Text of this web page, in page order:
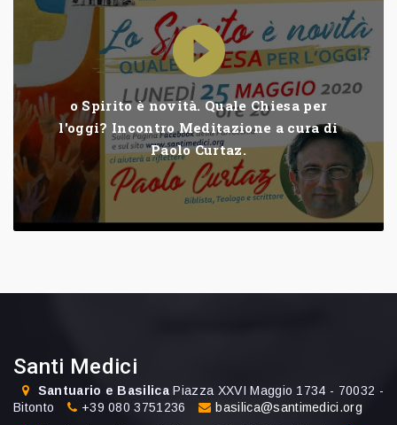
o Spirito è novità. Quale Chiesa per
l'oggi? Incontro Meditazione a cura di
Paolo Curtaz.
Santi Medici
Santuario e Basilica Piazza XXVI Maggio 1734 - 70032 -
Bitonto
+39 080 3751236
basilica@santimedici.org